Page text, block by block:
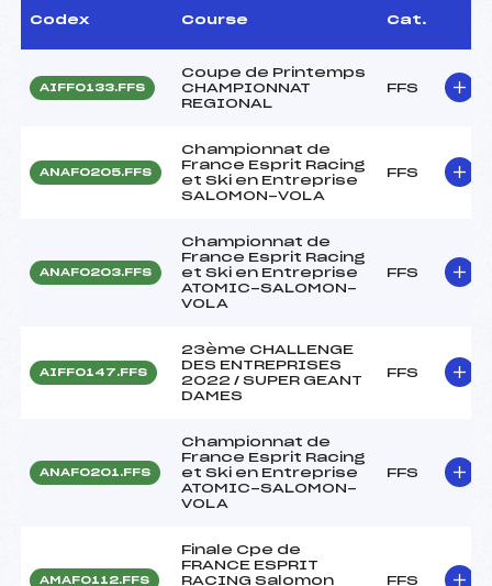
Codex Course Cat.
AIFF0133.FFS
Coupe de Printemps
CHAMPIONNAT
REGIONAL
FFS
ANAF0205.FFS
Championnat de
France Esprit Racing
et Ski en Entreprise
SALOMON-VOLA
FFS
ANAF0203.FFS
Championnat de
France Esprit Racing
et Ski en Entreprise
ATOMIC-SALOMON-
VOLA
FFS
AIFF0147.FFS
23ème CHALLENGE
DES ENTREPRISES
2022 / SUPER GEANT
DAMES
FFS
ANAF0201.FFS
Championnat de
France Esprit Racing
et Ski en Entreprise
ATOMIC-SALOMON-
VOLA
FFS
AMAF0112.FFS
Finale Cpe de
FRANCE ESPRIT
RACING Salomon
FFS